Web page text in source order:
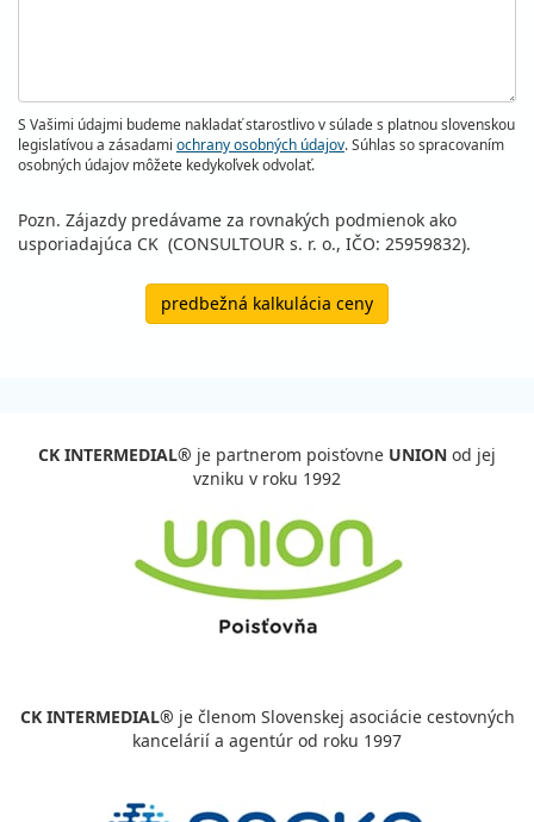
S Vašimi údajmi budeme nakladať starostlivo v súlade s platnou slovenskou
legislatívou a zásadami ochrany osobných údajov. Súhlas so spracovaním
osobných údajov môžete kedykoľvek odvolať.
Pozn. Zájazdy predávame za rovnakých podmienok ako
usporiadajúca CK (CONSULTOUR s. r. o., IČO: 25959832).
predbežná kalkulácia ceny
CK INTERMEDIAL® je partnerom poisťovne UNION od jej
vzniku v roku 1992
CK INTERMEDIAL® je členom Slovenskej asociácie cestovných
kancelárií a agentúr od roku 1997